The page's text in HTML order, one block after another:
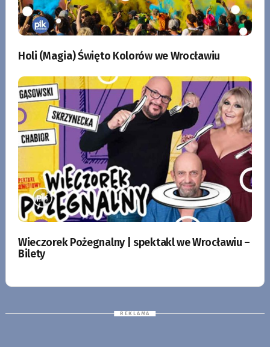
Holi (Magia) Święto Kolorów we Wrocławiu
Wieczorek Pożegnalny | spektakl we Wrocławiu –
Bilety